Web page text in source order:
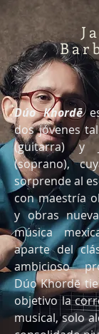
Dúo Khordē
dos jóvenes
(guitarra) y
(soprano),
sorprende al
con maestría
y obras
música
aparte del
ambicioso
Dúo Khordē
objetivo la
musical, solo